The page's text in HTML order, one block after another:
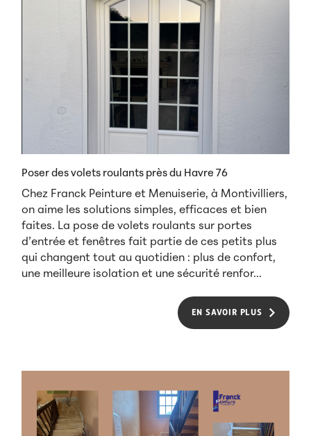
Poser des volets roulants près du Havre 76
Chez Franck Peinture et Menuiserie, à Montivilliers,
on aime les solutions simples, efficaces et bien
faites. La pose de volets roulants sur portes
d’entrée et fenêtres fait partie de ces petits plus
qui changent tout au quotidien : plus de confort,
une meilleure isolation et une sécurité renfor...
EN SAVOIR PLUS